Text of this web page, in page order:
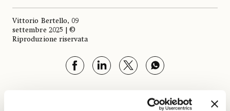
Vittorio Bertello, 09
settembre 2025 | ©
Riproduzione riservata